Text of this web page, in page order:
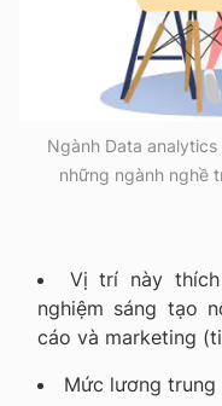
Ngành Data
những ngành nghề
Vị trí này
nghiệm sáng tạo
cáo và marketing
Mức lương trung